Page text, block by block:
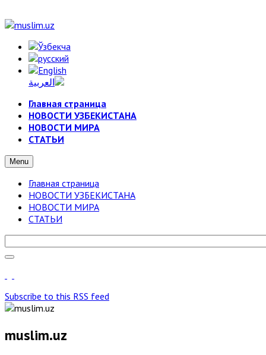
Главная страница
НОВОСТИ УЗБЕКИСТАНА
НОВОСТИ МИРА
СТАТЬИ
Menu
Главная страница
НОВОСТИ УЗБЕКИСТАНА
НОВОСТИ МИРА
СТАТЬИ
Subscribe to this RSS feed
muslim.uz